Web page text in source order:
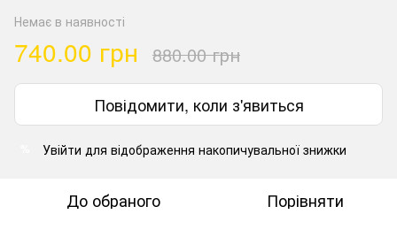
Немає в наявності
740.00 грн 880.00 грн
Повідомити, коли з'явиться
Увійти для відображення накопичувальної знижки
До обраного Порівняти